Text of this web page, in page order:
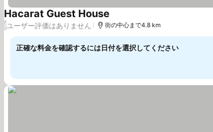
Hacarat Guest House
/ユーザー評価はありません 街の中心まで4.8 km
正確な料金を確認するには日付を選択してください